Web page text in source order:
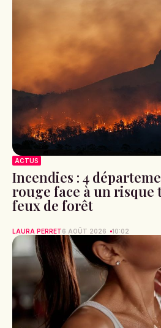
ACTUS
Incendies : 4
rouge face à un risque
feux de forêt
LAURA PERRET6 AOÛT 2026 10:02